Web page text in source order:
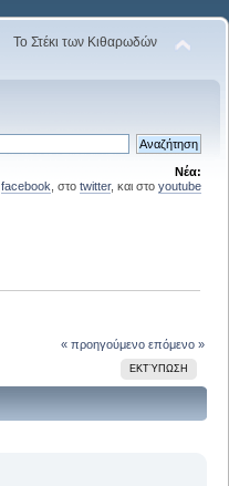
Το Στέκι των Κιθαρωδών
Νέα:
facebook , στο twitter, και στο youtube
« προηγούμενο επόμενο »
ΕΚΤΎΠΩΣΗ